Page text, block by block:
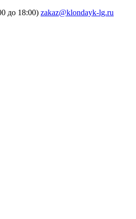
до 18:00) zakaz@klondayk-lg.ru